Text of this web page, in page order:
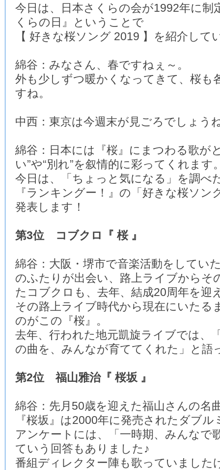
今日は、日本さくらの会が1992年に制
くらの日』ということで
【 好きな桜ソング 2019 】を紹介して
綿谷：みなさん、春ですねぇ～。
外も少しずつ暖かくなってきて、桜も
すね。
中西：東京は今週末が見ごろでしょう
綿谷：日本には『桜』にまつわる歌が
い”や“別れ”を叙情的に彩ってくれます
今日は、「ちょっと気になる」を調べ
『ランキングー！』の「好きな桜ソン
発表します！
第3位 コブクロ『 桜 』
綿谷：大阪・堺市で音楽活動をしてい
のふたりが出会い、路上ライブからそ
たコブクロも、去年、結成20周年を迎
その路上ライブ時代から現在にいたる
のがこの『桜』。
去年、行われた地元凱旋ライブでは、
の曲を、みんなが育ててくれた」と語
第2位 福山雅治『 桜坂 』
綿谷：先月50歳を迎えた福山さんの名
『桜坂』は2000年に発売されたダブ
アンケートには、「一時期、みんなで
ていう回答もありました♪
番組ディレクター陣も歌っていました